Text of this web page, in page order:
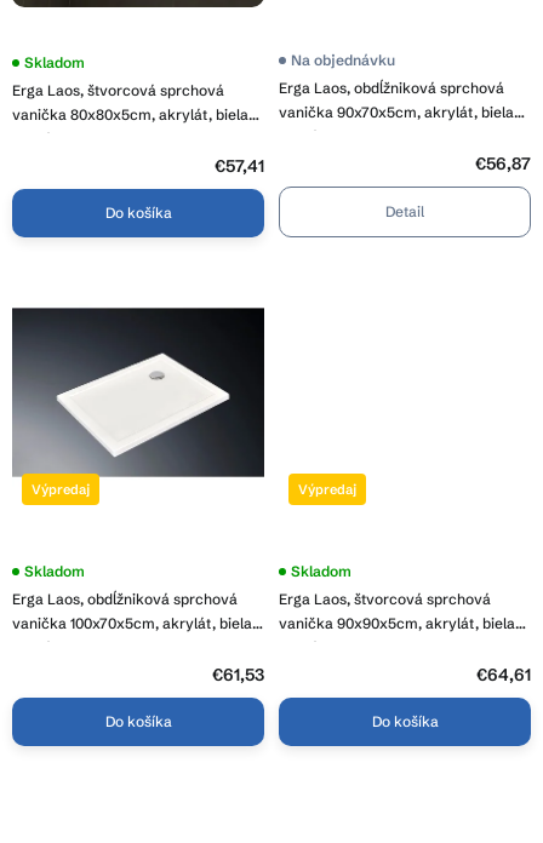
o
v
v
Erga Laos, štvorcová sprchová
vanička 80x80x5cm, akrylát, biela
lesklá, ERG-V06-ACR-8080S-WH-
Priemerné
produktu
je
Skladom
€57,41
Do košíka
Erga Laos, obdĺžniková sprchová
vanička 90x70x5cm, akrylát, biela
lesklá, ERG-V06-ACR-7090S-WH-
Na objednávku
€56,87
Detail
Výpredaj
Erga Laos, obdĺžniková sprchová
vanička 100x70x5cm, akrylát, biela
lesklá, ERG-V06-ACR-7010S-WH-CR
Skladom
€61,53
Do košíka
Výpredaj
Erga Laos, štvorcová sprchová
vanička 90x90x5cm, akrylát, biela
lesklá, ERG-V06-ACR-9090S-WH-
Priemerné
produktu
je
Skladom
€64,61
Do košíka